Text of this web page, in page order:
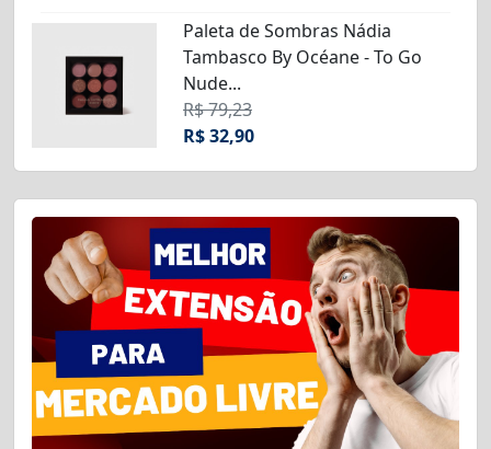
Paleta de Sombras Nádia
Tambasco By Océane - To Go
Nude...
R$ 79,23
R$ 32,90